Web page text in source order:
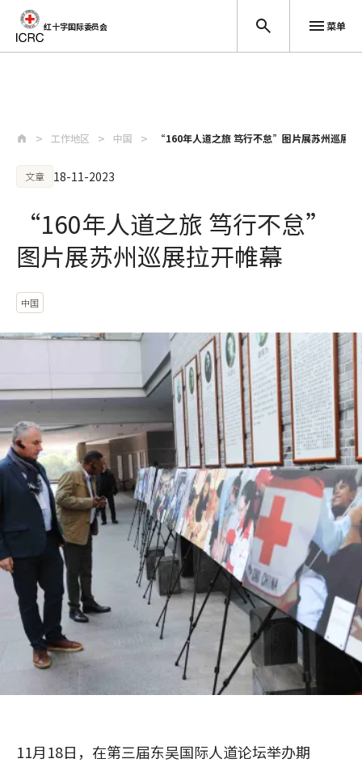
红十字国际委员会 菜单
工作地区 中国 “160年人道之旅 笃行不怠”图片展苏州巡展拉
文章 18-11-2023
“160年人道之旅 笃行不怠”
图片展苏州巡展拉开帷幕
中国
11月18日，在第三届东吴国际人道论坛举办期